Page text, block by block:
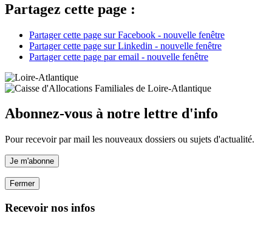
Partagez cette page :
Partager cette page sur Facebook - nouvelle fenêtre
Partager cette page sur Linkedin - nouvelle fenêtre
Partager cette page par email - nouvelle fenêtre
Abonnez-vous à notre lettre d'info
Pour recevoir par mail les nouveaux dossiers ou sujets d'actualité.
Je m'abonne
Fermer
Recevoir nos infos